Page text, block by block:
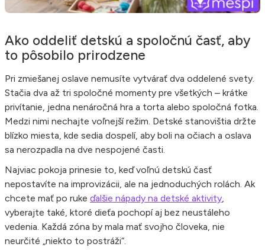
Ako oddeliť detskú a spoločnú časť, aby
to pôsobilo prirodzene
Pri zmiešanej oslave nemusíte vytvárať dva oddelené svety.
Stačia dva až tri spoločné momenty pre všetkých – krátke
privítanie, jedna nenáročná hra a torta alebo spoločná fotka.
Medzi nimi nechajte voľnejší režim. Detské stanovištia držte
blízko miesta, kde sedia dospelí, aby boli na očiach a oslava
sa nerozpadla na dve nespojené časti.
Najviac pokoja prinesie to, keď voľnú detskú časť
nepostavíte na improvizácii, ale na jednoduchých rolách. Ak
chcete mať po ruke ďalšie nápady na detské aktivity
vyberajte také, ktoré dieťa pochopí aj bez neustáleho
vedenia. Každá zóna by mala mať svojho človeka, nie
neurčité „niekto to postráži“.